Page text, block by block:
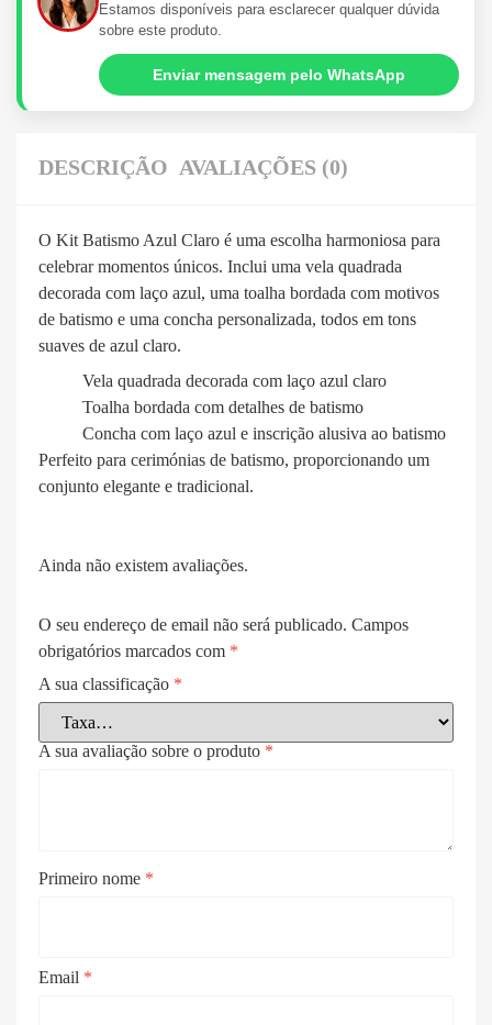
Estamos disponíveis para esclarecer qualquer dúvida
sobre este produto.
Enviar mensagem pelo WhatsApp
DESCRIÇÃO AVALIAÇÕES (0)
O Kit Batismo Azul Claro é uma escolha harmoniosa para
celebrar momentos únicos. Inclui uma vela quadrada
decorada com laço azul, uma toalha bordada com motivos
de batismo e uma concha personalizada, todos em tons
suaves de azul claro.
Vela quadrada decorada com laço azul claro
Toalha bordada com detalhes de batismo
Concha com laço azul e inscrição alusiva ao batismo
Perfeito para cerimónias de batismo, proporcionando um
conjunto elegante e tradicional.
Ainda não existem avaliações.
O seu endereço de email não será publicado. Campos
obrigatórios marcados com *
A sua classificação *
A sua avaliação sobre o produto *
Primeiro nome *
Email *